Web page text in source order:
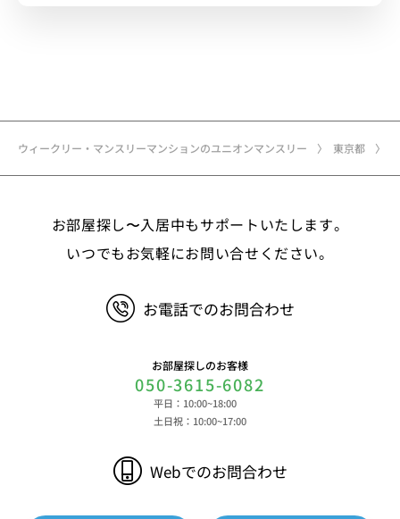
ウィークリー・マンスリーマンションのユニオンマンスリー 東京都
お部屋探し〜入居中もサポートいたします。
いつでもお気軽にお問い合せください。
お電話でのお問合わせ
お部屋探しのお客様
050-3615-6082
平日：10:00~18:00
土日祝：10:00~17:00
Webでのお問合わせ